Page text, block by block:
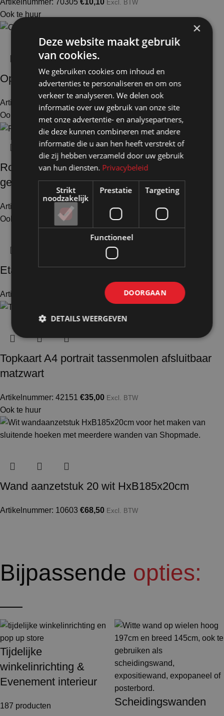
Artikelnummer: 70305 €10,10 Excl. BTW
Ook te huur
Ophangset vrij 1000/2 wit gecoate staf
Artikelnummer: 70325 11,20 Excl. BTW
Ook te huur
Rokhanger met maataanduiding hout wit
gelakt
Artikelnummer: 50603 Excl. BTW
Ook te huur
Etalagepop vrouw
Artikelnummer: 50800 588,00 Excl. BTW
Topkaart A4 portrait tassenmolen afsluitbaar
matzwart
Artikelnummer: 42151 €35,00 Excl. BTW
Ook te huur
Wand aanzetstuk 20 wit HxB185x20cm
Artikelnummer: 10603 €68,50 Excl. BTW
Bijpassende opties:
Tijdelijke
winkelinrichting &
Evenement interieur
187 producten Scheidingswanden
×
Deze website maakt gebruik
van cookies.
We gebruiken cookies om inhoud en
advertenties te personaliseren en om ons
verkeer te analyseren. We delen ook
informatie over uw gebruik van onze site
met onze advertentie- en analysepartners,
die deze kunnen combineren met andere
informatie die u aan hen heeft verstrekt of
die zij hebben verzameld door uw gebruik
van hun diensten. Privacybeleid
Strikt
noodzakelijk
Prestatie Targeting
Functioneel
DOORGAAN
DETAILS WEERGEVEN